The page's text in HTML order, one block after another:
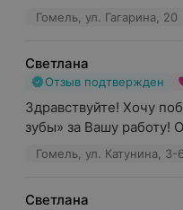
Гомель, ул. Гагарина, 20
Светлана
Отзыв подтвержден
Здравствуйте! Хочу
зубы» за Вашу работу!
Гомель, ул. Катунина, 3-
Светлана